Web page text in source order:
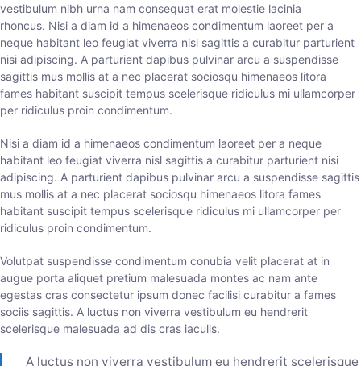
vestibulum nibh urna nam consequat erat molestie lacinia
rhoncus. Nisi a diam id a himenaeos condimentum laoreet per a
neque habitant leo feugiat viverra nisl sagittis a curabitur parturient
nisi adipiscing. A parturient dapibus pulvinar arcu a suspendisse
sagittis mus mollis at a nec placerat sociosqu himenaeos litora
fames habitant suscipit tempus scelerisque ridiculus mi ullamcorper
per ridiculus proin condimentum.
Nisi a diam id a himenaeos condimentum laoreet per a neque
habitant leo feugiat viverra nisl sagittis a curabitur parturient nisi
adipiscing. A parturient dapibus pulvinar arcu a suspendisse sagittis
mus mollis at a nec placerat sociosqu himenaeos litora fames
habitant suscipit tempus scelerisque ridiculus mi ullamcorper per
ridiculus proin condimentum.
Volutpat suspendisse condimentum conubia velit placerat at in
augue porta aliquet pretium malesuada montes ac nam ante
egestas cras consectetur ipsum donec facilisi curabitur a fames
sociis sagittis. A luctus non viverra vestibulum eu hendrerit
scelerisque malesuada ad dis cras iaculis.
A luctus non viverra vestibulum eu hendrerit scelerisque